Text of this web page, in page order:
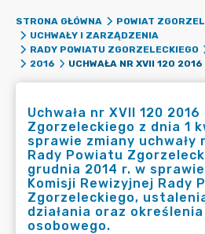
STRONA GŁÓWNA
POWIAT
UCHWAŁY I ZARZĄDZENIA
RADY POWIATU ZGORZELECKIEGO
2016
Uchwała nr XVII 120
Zgorzeleckiego z dnia 1
sprawie zmiany uchwały
Rady Powiatu
grudnia 2014 r. w
Komisji Rewizyjnej Rady
Zgorzeleckiego,
działania oraz określenia
osobowego.